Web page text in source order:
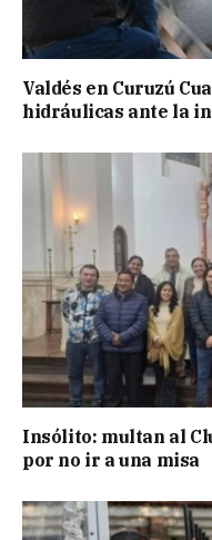
Valdés en Curuzú
hidráulicas ante la
Insólito: multan al
por no ir a una misa